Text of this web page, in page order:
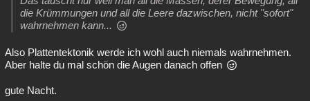
die Krümmungen und all die Leere dazwischen, nicht "sofort"
wahrnehmen kann...
Also Plattentektonik werde ich wohl auch niemals wahrnehmen.
Aber halte du mal schön die Augen danach offen
gute Nacht.